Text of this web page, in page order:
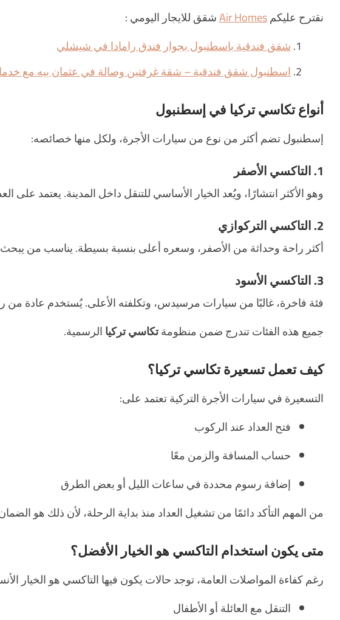
نقترح عليكمAir Homesشقق للايجار اليومي :
شقق فندقية باسطنبول بجوار فندق رامادا في شيشلي
اسطنبول شقق فندقية – شقة غرفتين وصالة في عثمان بيه مع
أنواع تكاسي تركيا في إسطنبول
إسطنبول تضم أكثر من نوع من سيارات الأجرة، ولكل منها خصائصه:
1. التاكسي الأصفر
وهو الأكثر انتشارًا، ويُعد الخيار الأساسي للتنقل داخل المدينة. يعتمد
2. التاكسي التركوازي
أكثر راحة وحداثة من الأصفر، وسعره أعلى بنسبة بسيطة. يناسب من
3. التاكسي الأسود
فئة فاخرة، غالبًا من سيارات مرسيدس، وتكلفته الأعلى. يُستخدم عادة من
جميع هذه الفئات تندرج ضمن منظومةتكاسي تركياالرسمية.
كيف تعمل تسعيرة تكاسي تركيا؟
التسعيرة في سيارات الأجرة التركية تعتمد على:
فتح العداد عند الركوب
حساب المسافة والزمن معًا
إضافة رسوم محددة في ساعات الليل أو بعض الطرق
من المهم التأكد دائمًا من تشغيل العداد منذ بداية الرحلة، لأن ذلك هو
متى يكون استخدام التاكسي هو الخيار الأفضل؟
رغم كفاءة المواصلات العامة، توجد حالات يكون فيها التاكسي هو الخيار
التنقل مع العائلة أو الأطفال